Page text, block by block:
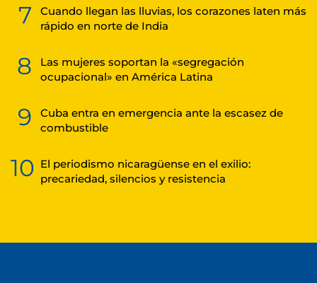
7
Cuando llegan las lluvias, los corazones laten más
rápido en norte de India
8
Las mujeres soportan la «segregación
ocupacional» en América Latina
9
Cuba entra en emergencia ante la escasez de
combustible
10 El periodismo nicaragüense en el exilio:
precariedad, silencios y resistencia